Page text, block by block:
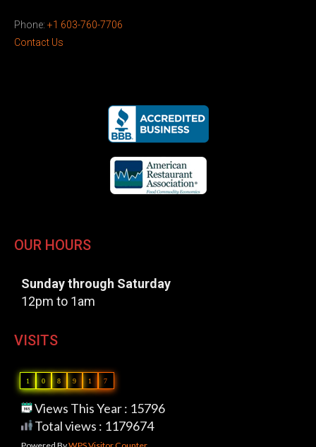
Phone: +1 603-760-7706
Contact Us
OUR HOURS
Sunday through Saturday
12pm to 1am
VISITS
1 0 8 9 1 7
Views This Year : 15796
Total views : 1179674